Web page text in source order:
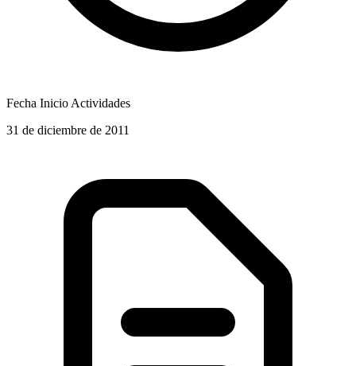
Fecha Inicio Actividades
31 de diciembre de 2011